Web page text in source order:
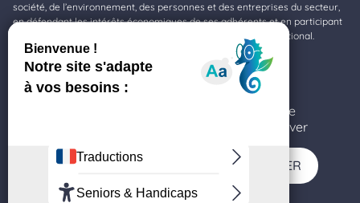
société, de l’environnement, des personnes et des entreprises du secteur,
en défendant les intérêts économiques de ses adhérents et en participant
à la valorisation de la profession au niveau national et international.
Fédération Française des Télécoms
SUIVEZ-NOUS SUR LINKEDIN (NOUVELLE FENÊTRE)
SUIVEZ-NOUS SUR YOUTUBE (NOUVELLE
SUIVEZ-NOUS SUR TWITTER
SUIVEZ-NOUS SUR
Ce site utilise des cookies et vous donne le
contrôle sur ceux que vous souhaitez activer
TOUT ACCEPTER TOUT REFUSER